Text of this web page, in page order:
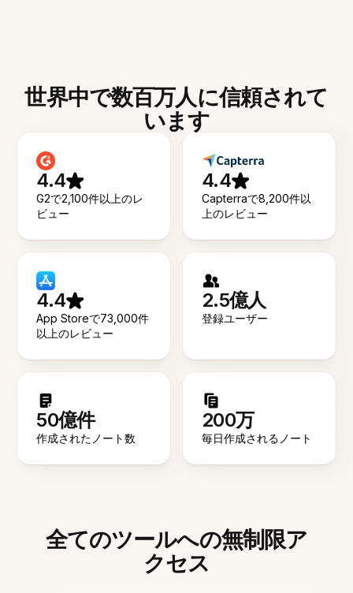
世界中で数百万人に信頼されて
います
4.4
G2で2,100件以上のレ
ビュー
4.4
Capterraで8,200件以
上のレビュー
4.4
App Storeで73,000件
以上のレビュー
2.5億人
登録ユーザー
50億件
作成されたノート数
200万
毎日作成されるノート
全てのツールへの無制限ア
クセス